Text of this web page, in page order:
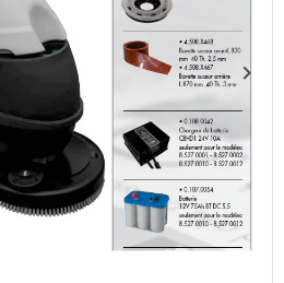
keyboard_arrow_right